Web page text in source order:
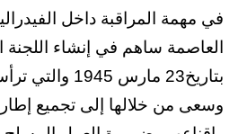
في مهمة المراقبة داخل
العاصمة ساهم في إنشاء اللجنة
بتاريخ23 مارس
وسعى من خلالها إلى تجميع